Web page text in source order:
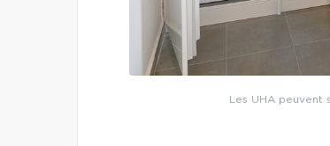
Les UHA peuvent